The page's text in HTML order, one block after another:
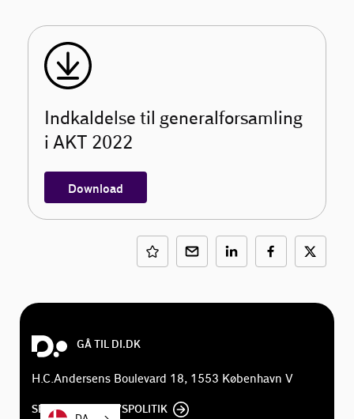
Indkaldelse til generalforsamling
i AKT 2022
Download
GÅ TIL DI.DK
H.C.Andersens Boulevard 18, 1553 København V
SE DI'S PRIVATLIVSPOLITIK